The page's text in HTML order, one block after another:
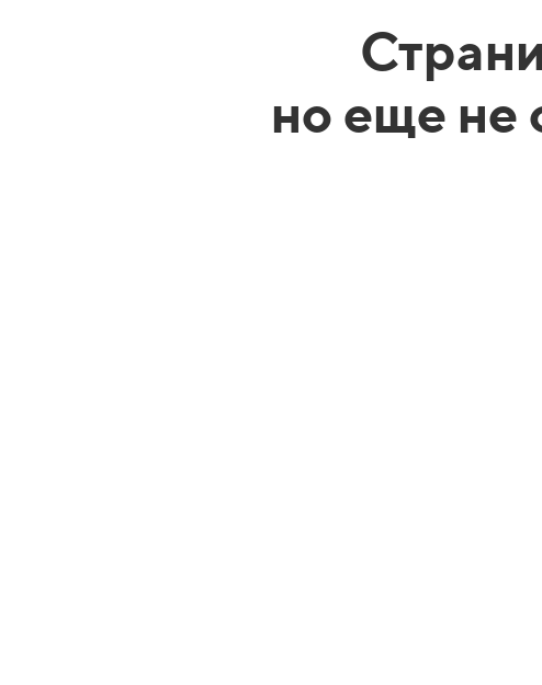
но еще не